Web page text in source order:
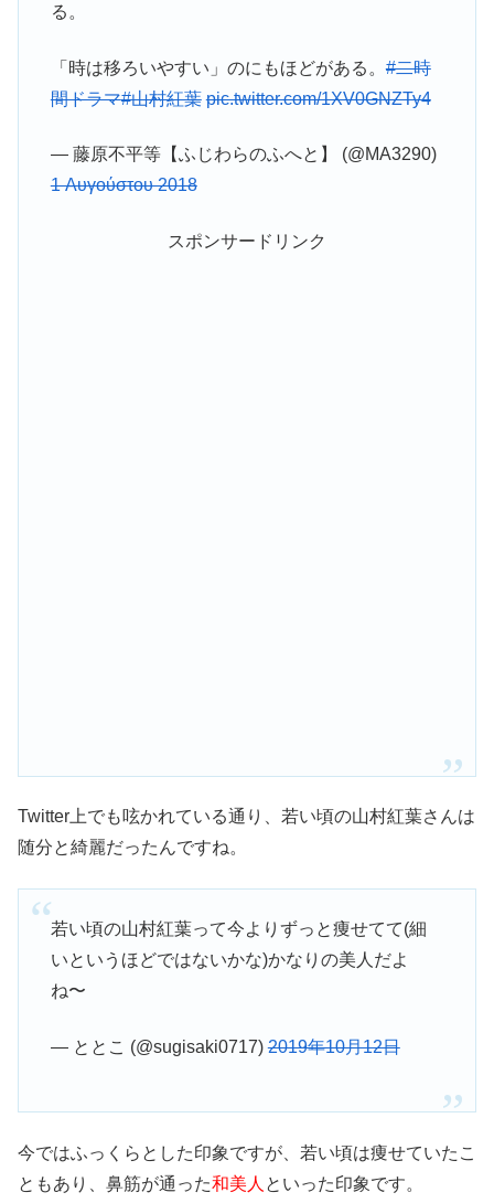
る。
「時は移ろいやすい」のにもほどがある。#二時
間ドラマ#山村紅葉 pic.twitter.com/1XV0GNZTy4
— 藤原不平等【ふじわらのふへと】 (@MA3290)
1 Αυγούστου 2018
スポンサードリンク
Twitter上でも呟かれている通り、若い頃の山村紅葉さんは
随分と綺麗だったんですね。
若い頃の山村紅葉って今よりずっと痩せてて(細
いというほどではないかな)かなりの美人だよ
ね〜
— ととこ (@sugisaki0717)2019年10月12日
今ではふっくらとした印象ですが、若い頃は痩せていたこ
ともあり、鼻筋が通った和美人 といった印象です。